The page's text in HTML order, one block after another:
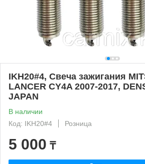
IKH20#4, Свеча зажигания
LANCER CY4A 2007-2017,
JAPAN
В наличии
Код: IKH20#4
Розница
5 000 ₸